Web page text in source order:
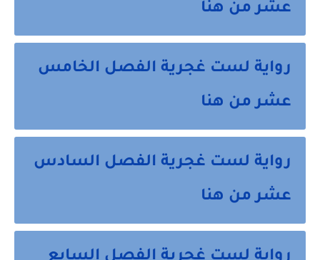
عشر من هنا
رواية لست غجرية الفصل الخامس
عشر من هنا
رواية لست غجرية الفصل السادس
عشر من هنا